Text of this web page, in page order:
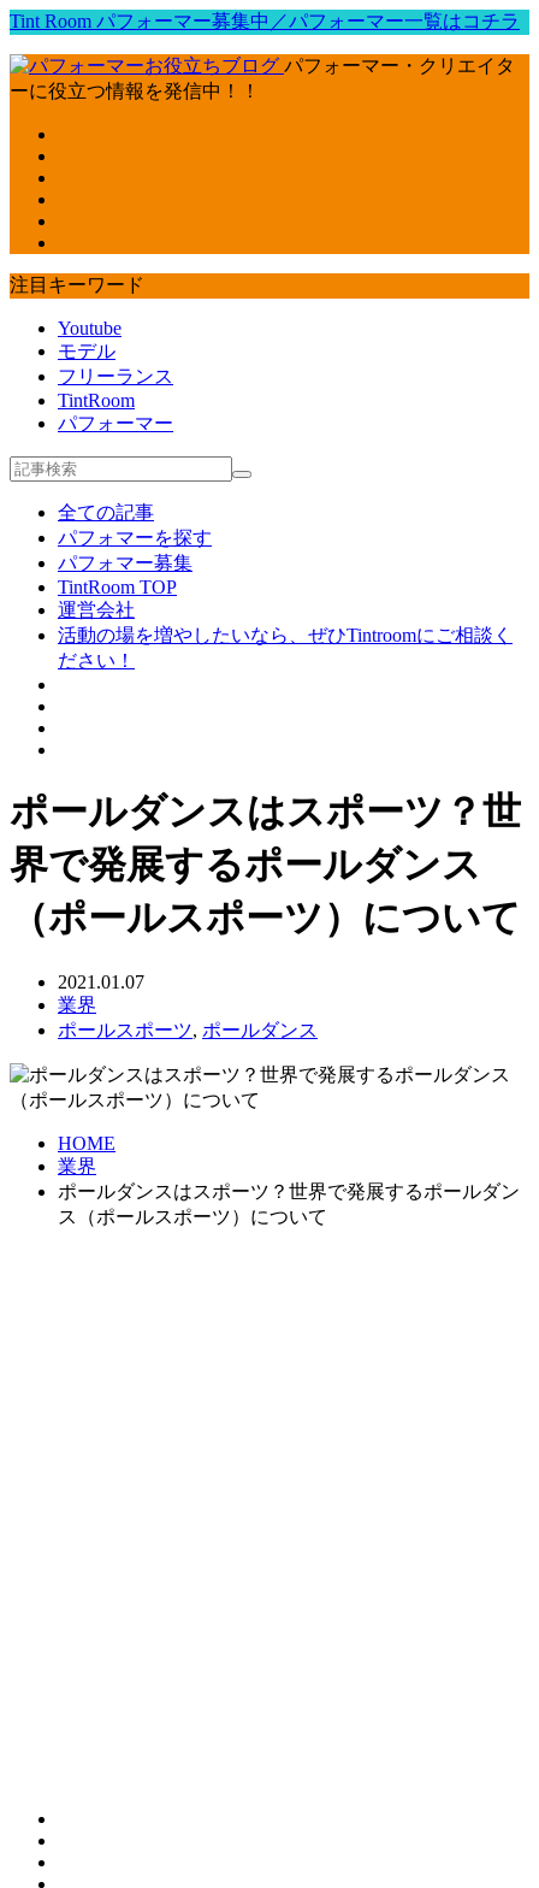
Tint Room パフォーマー募集中／パフォーマー一覧はコチラ
パフォーマー・クリエイタ
ーに役立つ情報を発信中！！
注目キーワード
Youtube
モデル
フリーランス
TintRoom
パフォーマー
全ての記事
パフォマーを探す
パフォマー募集
TintRoom TOP
運営会社
活動の場を増やしたいなら、ぜひTintroomにご相談く
ださい！
ポールダンスはスポーツ？世
界で発展するポールダンス
（ポールスポーツ）について
2021.01.07
業界
ポールスポーツ, ポールダンス
HOME
業界
ポールダンスはスポーツ？世界で発展するポールダン
ス（ポールスポーツ）について